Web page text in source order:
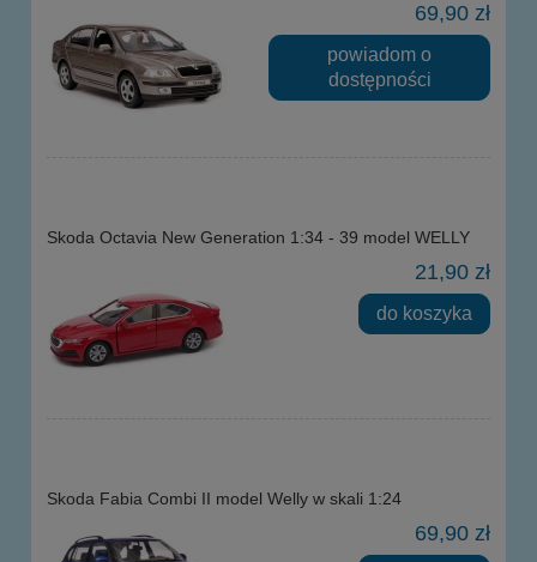
69,90 zł
powiadom o
dostępności
Skoda Octavia New Generation 1:34 - 39 model WELLY
21,90 zł
do koszyka
Skoda Fabia Combi II model Welly w skali 1:24
69,90 zł